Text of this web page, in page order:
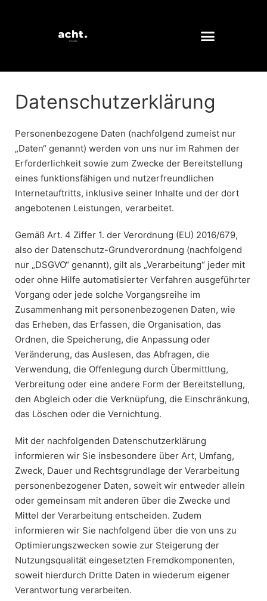
Datenschutzerklärung
Personenbezogene Daten (nachfolgend zumeist nur
„Daten“ genannt) werden von uns nur im Rahmen der
Erforderlichkeit sowie zum Zwecke der Bereitstellung
eines funktionsfähigen und nutzerfreundlichen
Internetauftritts, inklusive seiner Inhalte und der dort
angebotenen Leistungen, verarbeitet.
Gemäß Art. 4 Ziffer 1. der Verordnung (EU) 2016/679,
also der Datenschutz-Grundverordnung (nachfolgend
nur „DSGVO“ genannt), gilt als „Verarbeitung“ jeder mit
oder ohne Hilfe automatisierter Verfahren ausgeführter
Vorgang oder jede solche Vorgangsreihe im
Zusammenhang mit personenbezogenen Daten, wie
das Erheben, das Erfassen, die Organisation, das
Ordnen, die Speicherung, die Anpassung oder
Veränderung, das Auslesen, das Abfragen, die
Verwendung, die Offenlegung durch Übermittlung,
Verbreitung oder eine andere Form der Bereitstellung,
den Abgleich oder die Verknüpfung, die Einschränkung,
das Löschen oder die Vernichtung.
Mit der nachfolgenden Datenschutzerklärung
informieren wir Sie insbesondere über Art, Umfang,
Zweck, Dauer und Rechtsgrundlage der Verarbeitung
personenbezogener Daten, soweit wir entweder allein
oder gemeinsam mit anderen über die Zwecke und
Mittel der Verarbeitung entscheiden. Zudem
informieren wir Sie nachfolgend über die von uns zu
Optimierungszwecken sowie zur Steigerung der
Nutzungsqualität eingesetzten Fremdkomponenten,
soweit hierdurch Dritte Daten in wiederum eigener
Verantwortung verarbeiten.